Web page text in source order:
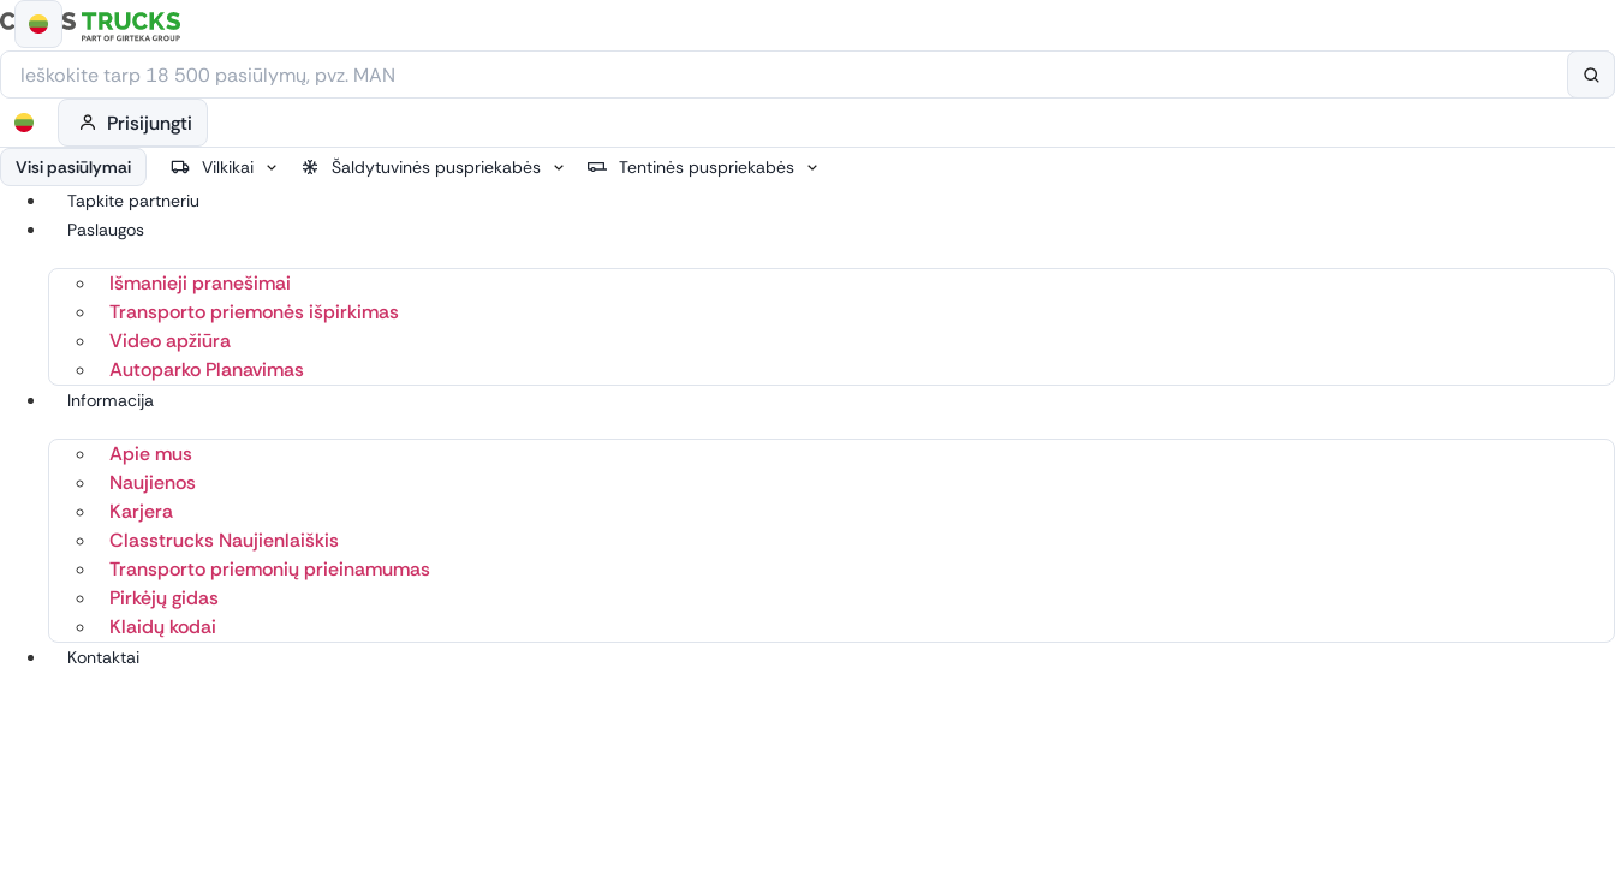
Eiti
prie
turinio
Prisijungti
Visi pasiūlymai Vilkikai Šaldytuvinės puspriekabės
Tentinės puspriekabės
Tapkite partneriu
Paslaugos
Išmanieji pranešimai
Transporto priemonės išpirkimas
Video apžiūra
Autoparko Planavimas
Informacija
Apie mus
Naujienos
Karjera
Classtrucks Naujienlaiškis
Transporto priemonių prieinamumas
Pirkėjų gidas
Klaidų kodai
Kontaktai